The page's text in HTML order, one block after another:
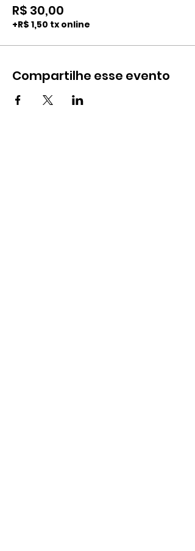
R$ 30,00
+R$ 1,50 tx online
Compartilhe esse evento